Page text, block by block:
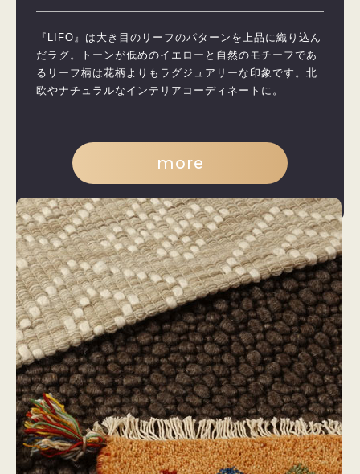
『LIFO』は大き目のリーフのパターンを上品に織り込ん
だラグ。トーンが低めのイエローと自然のモチーフであ
るリーフ柄は花柄よりもラグジュアリーな印象です。北
欧やナチュラルなインテリアコーディネートに。
more